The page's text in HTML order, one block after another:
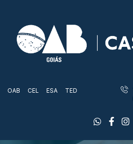
OAB CEL ESA TED